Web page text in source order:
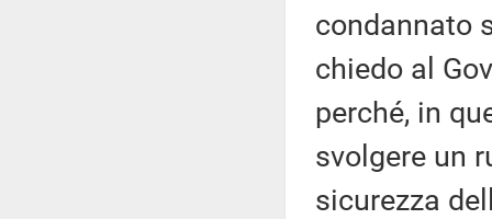
condannato
chiedo al
perché, in
svolgere un
sicurezza